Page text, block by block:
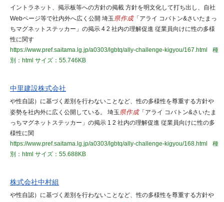
イントラネット、掲示板等への方針の掲載 方針を明文化して打ち出し、自社
Webページ等で社内外へ広く公開 埼玉県作成「アライ コバトン&さいたまっ
ちマグネットステッカー」の掲示 4 2 社内の理解促進 従業員向けに性の多様
性に関す
https://www.pref.saitama.lg.jp/a0303/lgbtq/ally-challenge-kigyou/167.html
種
別：html サイズ：55.746KB
中里建設株式会社
や性自認）に基づく差別を行わないことなど、性の多様性を尊重する方針や
姿勢を社内外に広く公開している。 埼玉県作成「アライ コバトン&さいたま
っちマグネットステッカー」の掲示 1 2 社内の理解促進 従業員向けに性の多
様性に関
https://www.pref.saitama.lg.jp/a0303/lgbtq/ally-challenge-kigyou/168.html
種
別：html サイズ：55.688KB
株式会社中村組
や性自認）に基づく差別を行わないことなど、性の多様性を尊重する方針や